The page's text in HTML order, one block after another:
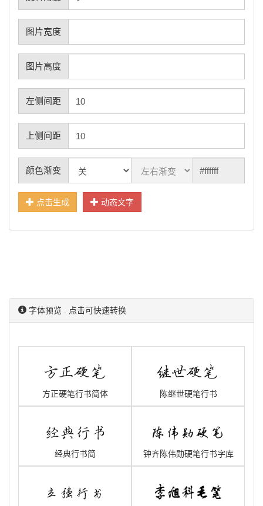
图片宽度
图片高度
左侧间距
上侧间距
颜色渐变
点击生成 动态文字
字体预览 . 点击可快速转换
方正硬笔行书简体 陈继世硬笔行书
经典行书简 钟齐陈伟勋硬笔行书字库